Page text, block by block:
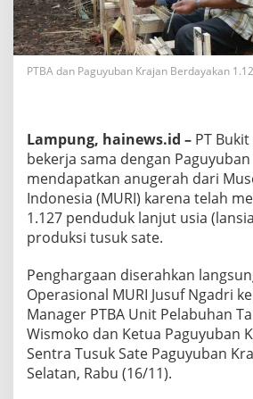
PTBA dan Paguyuban Krajan Berdayakan
Lampung, hainews.id – PT Bukit
bekerja sama dengan
mendapatkan anugerah dari
Indonesia (MURI) karena telah
1.127 penduduk lanjut usia
produksi tusuk sate.
Penghargaan diserahkan
Operasional MURI Jusuf Ngadri
Manager PTBA Unit Pelabuhan
Wismoko dan Ketua Paguyuban
Sentra Tusuk Sate Paguyuban
Selatan, Rabu (16/11).